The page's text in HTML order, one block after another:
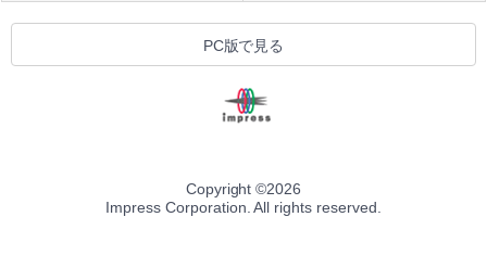
PC版で見る
Copyright ©2026
Impress Corporation. All rights reserved.